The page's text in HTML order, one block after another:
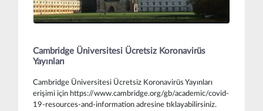
Cambridge Üniversitesi Ücretsiz Koronavirüs
Yayınları
Cambridge Üniversitesi Ücretsiz Koronavirüs Yayınları
erişimi için https://www.cambridge.org/gb/academic/covid-
19-resources-and-information adresine tıklayabilirsiniz.